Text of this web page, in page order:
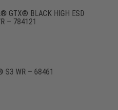
GTX® BLACK HIGH ESD
– 784121
S3 WR – 68461